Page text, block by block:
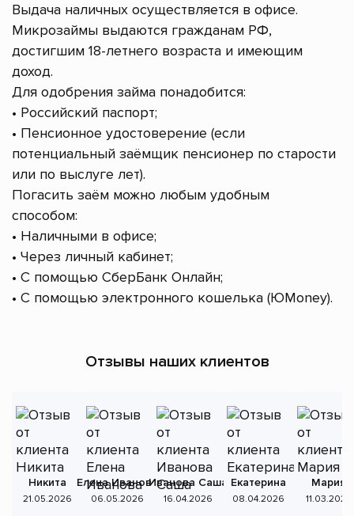
Выдача наличных осуществляется в офисе.
Микрозаймы выдаются гражданам РФ,
достигшим 18-летнего возраста и имеющим
доход.
Для одобрения займа понадобится:
• Российский паспорт;
• Пенсионное удостоверение (если
потенциальный заёмщик пенсионер по старости
или по выслуге лет).
Погасить заём можно любым удобным
способом:
• Наличными в офисе;
• Через личный кабинет;
• С помощью СберБанк Онлайн;
• С помощью электронного кошелька (ЮMoney).
Отзывы наших клиентов
Никита
21.05.2026
Елена Иванова
06.05.2026
Иванова Саша
16.04.2026
Екатерина
08.04.2026
Мария
11.03.2026